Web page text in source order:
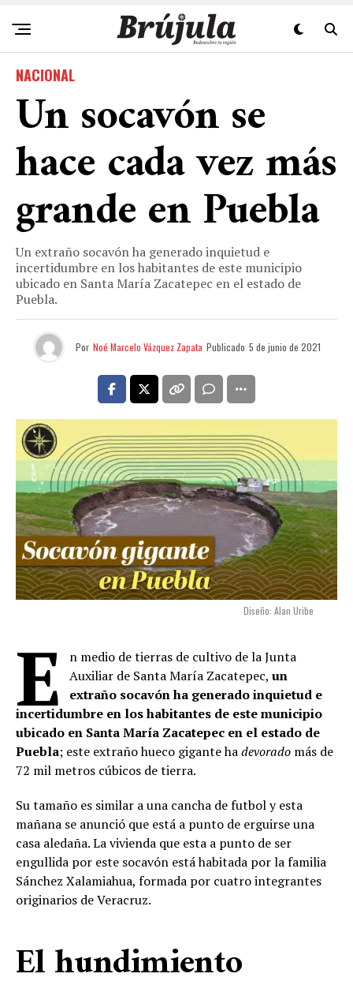
NACIONAL
Un socavón se
hace cada vez más
grande en Puebla
Un extraño socavón ha generado inquietud e
incertidumbre en los habitantes de este municipio
ubicado en Santa María Zacatepec en el estado de
Puebla.
Por Noé Marcelo Vázquez Zapata Publicado 5 de junio de 2021
Diseño: Alan Uribe
E
n medio de tierras de cultivo de la Junta
Auxiliar de Santa María Zacatepec, un
extraño socavón ha generado inquietud e
incertidumbre en los habitantes de este municipio
ubicado en Santa María Zacatepec en el estado de
Puebla; este extraño hueco gigante hadevorado más de
72 mil metros cúbicos de tierra.
Su tamaño es similar a una cancha de futbol y esta
mañana se anunció que está a punto de erguirse una
casa aledaña. La vivienda que esta a punto de ser
engullida por este socavón está habitada por la familia
Sánchez Xalamiahua, formada por cuatro integrantes
originarios de Veracruz.
El hundimiento